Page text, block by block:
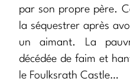
par son propre père.
la séquestrer après
un aimant. La
décédée de faim et
le Foulksrath Castle…